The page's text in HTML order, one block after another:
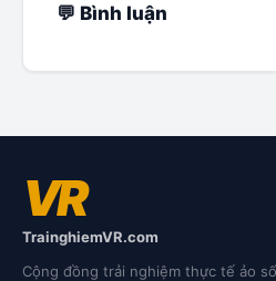
💬 Bình luận
VR
TrainghiemVR.com
Cộng đồng trải nghiệm thực tế ảo